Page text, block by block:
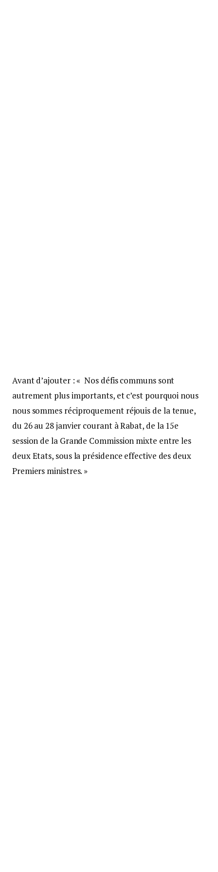
Avant d’ajouter : « Nos défis communs sont
autrement plus importants, et c’est pourquoi nous
nous sommes réciproquement réjouis de la tenue,
du 26 au 28 janvier courant à Rabat, de la 15e
session de la Grande Commission mixte entre les
deux Etats, sous la présidence effective des deux
Premiers ministres. »